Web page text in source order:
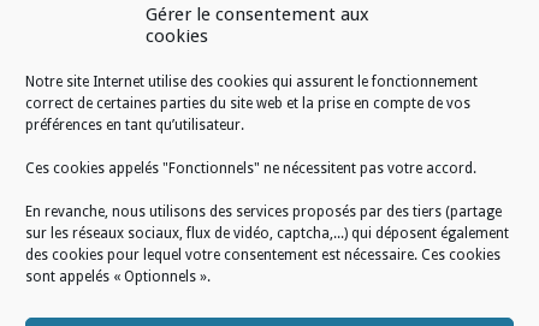
Gérer le consentement aux
cookies
Notre site Internet utilise des cookies qui assurent le fonctionnement
correct de certaines parties du site web et la prise en compte de vos
préférences en tant qu’utilisateur.
Ces cookies appelés "Fonctionnels" ne nécessitent pas votre accord.
En revanche, nous utilisons des services proposés par des tiers (partage
sur les réseaux sociaux, flux de vidéo, captcha,...) qui déposent également
des cookies pour lequel votre consentement est nécessaire. Ces cookies
sont appelés « Optionnels ».
RÉALISATION